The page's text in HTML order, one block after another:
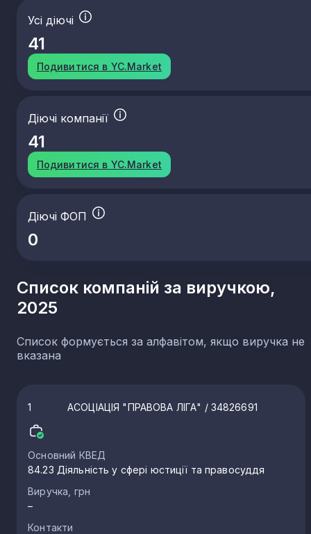
Усі діючі
41
Подивитися в YC.Market
Діючі компанії
41
Подивитися в YC.Market
Діючі ФОП
0
Список компаній за виручкою,
2025
Список формується за алфавітом, якщо виручка не
вказана
1 АСОЦІАЦІЯ "ПРАВОВА ЛІГА" / 34826691
Основний КВЕД
84.23 Діяльність у сфері юстиції та правосуддя
Виручка, грн
–
Контакти